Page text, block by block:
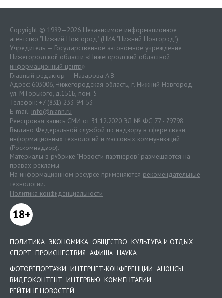
Copyright © 1999—2026 Независимое информационное
агентство "Нижний Новгород" (НИА "Нижний Новгород")
Учредитель — Государственное автономное учреждение
Нижегородской области «Нижегородский областной
информационный центр»
Главный редактор — Назарова А.В.
Адрес: 603006, Нижегородская область, г. Нижний Новгород.
ул. М.Горького, д.151Б, пом. 5
Телефон: +7 (831) 233-94-53
E-mail: info@niann.ru
Реестровая запись СМИ от 31.12.2020 ЭЛ № ФС 77 - 79798.
Выдано Федеральной службой по надзору в сфере связи,
информационных технологий и массовых коммуникаций
(Роскомнадзор).
Материалы в рубрике "Новости партнеров" размещаются на
правах рекламы.
На информационном ресурсе применяются рекомендательные
технологии.
Политика конфиденциальности
18+
ПОЛИТИКА ЭКОНОМИКА ОБЩЕСТВО КУЛЬТУРА И ОТДЫХ
СПОРТ ПРОИСШЕСТВИЯ АФИША НАУКА
ФОТОРЕПОРТАЖИ ИНТЕРНЕТ-КОНФЕРЕНЦИИ АНОНСЫ
ВИДЕОКОНТЕНТ ИНТЕРВЬЮ КОММЕНТАРИИ
РЕЙТИНГ НОВОСТЕЙ